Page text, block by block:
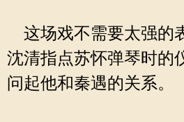
这场戏不需要太强的
沈清指点苏怀弹琴时的
问起他和秦遇的关系。